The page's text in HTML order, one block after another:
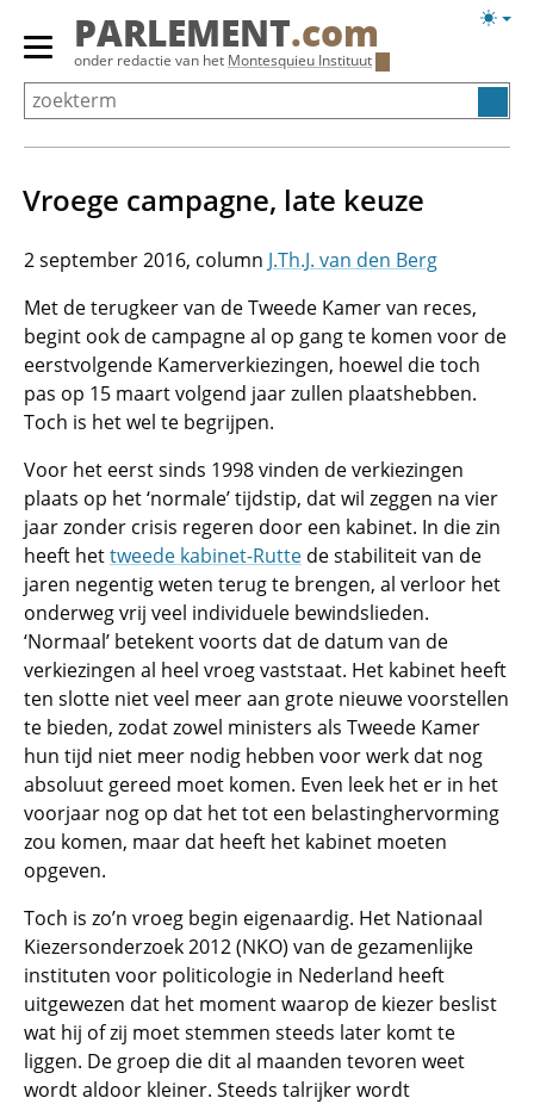
Overslaan
Primair
menu
tonen/verbergen
PARLEMENT.com
onder redactie van het Montesquieu Instituut
Vroege campagne, late keuze
2 september 2016
J.Th.J. van den Berg
Met de terugkeer van de Tweede Kamer van reces,
begint ook de campagne al op gang te komen voor de
eerstvolgende Kamerverkiezingen, hoewel die toch
pas op 15 maart volgend jaar zullen plaatshebben.
Toch is het wel te begrijpen.
Voor het eerst sinds 1998 vinden de verkiezingen
plaats op het ‘normale’ tijdstip, dat wil zeggen na vier
jaar zonder crisis regeren door een kabinet. In die zin
heeft hettweede kabinet-Rutte de stabiliteit van de
jaren negentig weten terug te brengen, al verloor het
onderweg vrij veel individuele bewindslieden.
‘Normaal’ betekent voorts dat de datum van de
verkiezingen al heel vroeg vaststaat. Het kabinet heeft
ten slotte niet veel meer aan grote nieuwe voorstellen
te bieden, zodat zowel ministers als Tweede Kamer
hun tijd niet meer nodig hebben voor werk dat nog
absoluut gereed moet komen. Even leek het er in het
voorjaar nog op dat het tot een belastinghervorming
zou komen, maar dat heeft het kabinet moeten
opgeven.
Toch is zo’n vroeg begin eigenaardig. Het Nationaal
Kiezersonderzoek 2012 (NKO) van de gezamenlijke
instituten voor politicologie in Nederland heeft
uitgewezen dat het moment waarop de kiezer beslist
wat hij of zij moet stemmen steeds later komt te
liggen. De groep die dit al maanden tevoren weet
wordt aldoor kleiner. Steeds talrijker wordt